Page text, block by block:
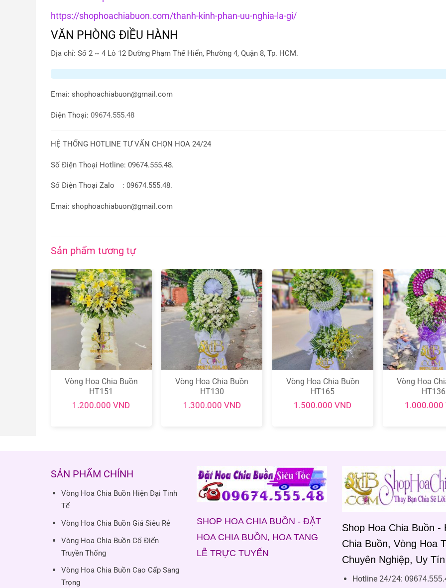
https://shophoachiabuon.com/thanh-kinh-phan-uu-nghia-la-gi/
VĂN PHÒNG ĐIỀU HÀNH
Địa chỉ: Số 2 ~ 4 Lô 12 Đường Phạm Thế Hiển, Phường 4, Quận 8, Tp. HCM.
Emai: shophoachiabuon@gmail.com
Điện Thoại: 09674.555.48
HỆ THỐNG HOTLINE TƯ VẤN CHỌN HOA 24/24
Số Điện Thoại Hotline: 09674.555.48.
Số Điện Thoại Zalo : 09674.555.48.
Emai: shophoachiabuon@gmail.com
Sản phẩm tương tự
Vòng Hoa Chia Buồn
HT151
1.200.000VND
Vòng Hoa Chia Buồn
HT130
1.300.000 VND
Vòng Hoa Chia Buồn
HT165
1.500.000VND
Vòng Hoa
HT136
1.000.000
SẢN PHẨM CHÍNH
Vòng Hoa Chia Buồn Hiện Đại Tinh
Tế
Vòng Hoa Chia Buồn Giá Siêu Rẻ
Vòng Hoa Chia Buồn Cổ Điển
Truyền Thống
Vòng Hoa Chia Buồn Cao Cấp Sang
Trọng
SHOP HOA CHIA BUỒN - ĐẶT
HOA CHIA BUỒN, HOA TANG
LỄ TRỰC TUYẾN
Shop Hoa Chia Buồn -
Chia Buồn, Vòng Hoa
Chuyên Nghiệp, Uy
Hotline 24/24: